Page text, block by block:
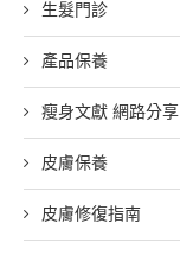
生髮門診
產品保養
瘦身文獻 網路分享
皮膚保養
皮膚修復指南